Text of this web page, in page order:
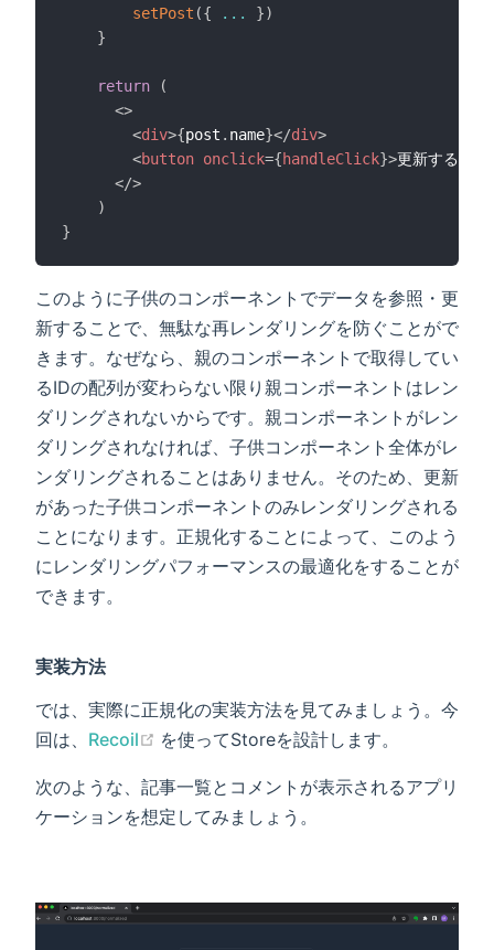
setPost ({ ... })
}
return
(
<>
<div>{post . name}</div>
<button onclick={handleClick}>更新する
</>
)
}
このように子供のコンポーネントでデータを参照・更
新することで、無駄な再レンダリングを防ぐことがで
きます。なぜなら、親のコンポーネントで取得してい
るIDの配列が変わらない限り親コンポーネントはレン
ダリングされないからです。親コンポーネントがレン
ダリングされなければ、子供コンポーネント全体がレ
ンダリングされることはありません。そのため、更新
があった子供コンポーネントのみレンダリングされる
ことになります。正規化することによって、このよう
にレンダリングパフォーマンスの最適化をすることが
できます。
実装方法
では、実際に正規化の実装方法を見てみましょう。今
回は、 Recoil (opens new window)
を使ってStoreを設計します。
次のような、記事一覧とコメントが表示されるアプリ
ケーションを想定してみましょう。